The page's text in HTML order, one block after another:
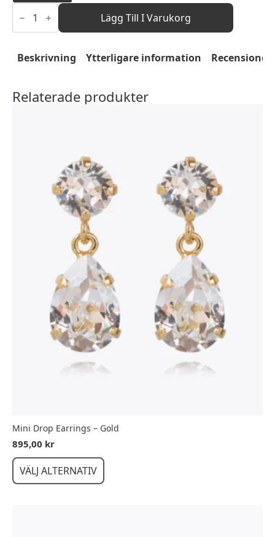
Mini
Twisted
-
mängd
Lägg Till I Varukorg
Beskrivning Ytterligare information Recensioner
Relaterade produkter
Mini Drop Earrings – Gold
895,00 kr
VÄLJ ALTERNATIV
Den
här